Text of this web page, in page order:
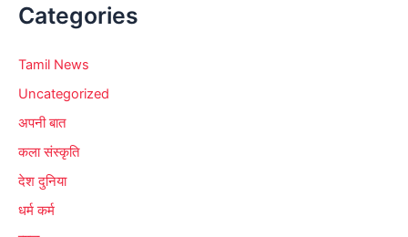
Categories
Tamil News
Uncategorized
अपनी बात
कला संस्कृति
देश दुनिया
धर्म कर्म